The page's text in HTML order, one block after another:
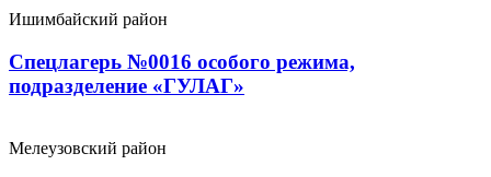
Ишимбайский район
Спецлагерь №0016 особого режима,
подразделение «ГУЛАГ»
Мелеузовский район